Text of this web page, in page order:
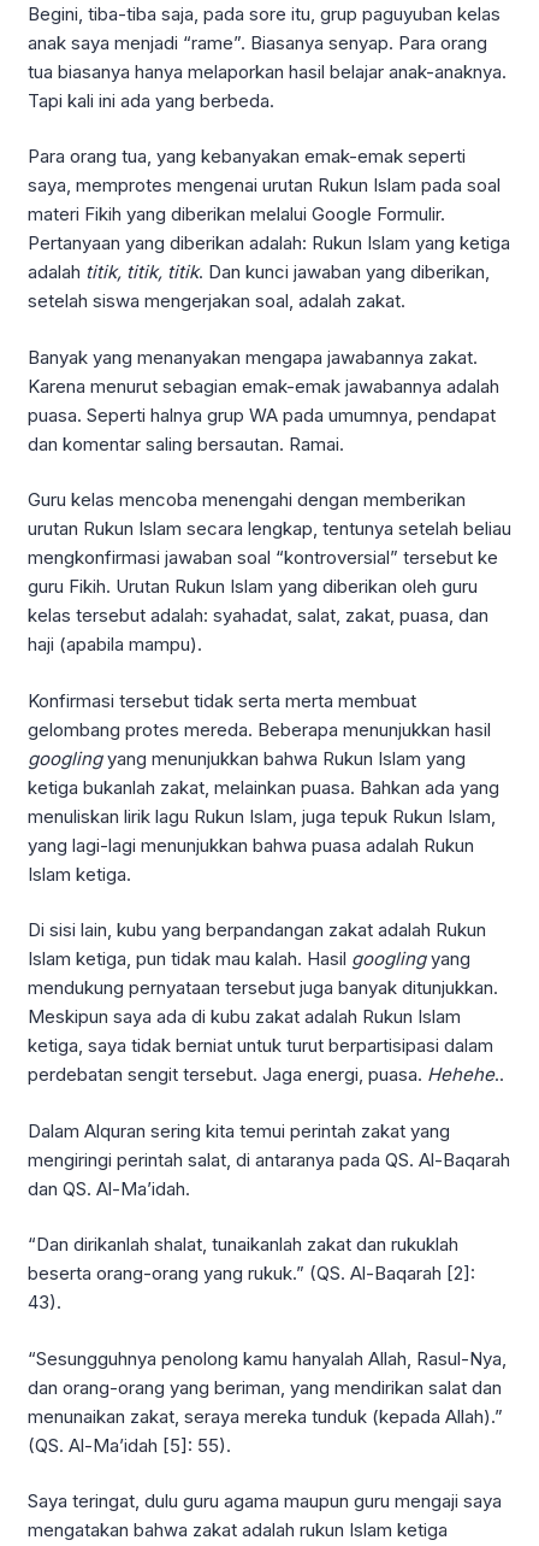
Begini, tiba-tiba saja, pada sore itu, grup paguyuban kelas
anak saya menjadi “rame”. Biasanya senyap. Para orang
tua biasanya hanya melaporkan hasil belajar anak-anaknya.
Tapi kali ini ada yang berbeda.
Para orang tua, yang kebanyakan emak-emak seperti
saya, memprotes mengenai urutan Rukun Islam pada soal
materi Fikih yang diberikan melalui Google Formulir.
Pertanyaan yang diberikan adalah: Rukun Islam yang ketiga
adalah titik, titik, titik. Dan kunci jawaban yang diberikan,
setelah siswa mengerjakan soal, adalah zakat.
Banyak yang menanyakan mengapa jawabannya zakat.
Karena menurut sebagian emak-emak jawabannya adalah
puasa. Seperti halnya grup WA pada umumnya, pendapat
dan komentar saling bersautan. Ramai.
Guru kelas mencoba menengahi dengan memberikan
urutan Rukun Islam secara lengkap, tentunya setelah beliau
mengkonfirmasi jawaban soal “kontroversial” tersebut ke
guru Fikih. Urutan Rukun Islam yang diberikan oleh guru
kelas tersebut adalah: syahadat, salat, zakat, puasa, dan
haji (apabila mampu).
Konfirmasi tersebut tidak serta merta membuat
gelombang protes mereda. Beberapa menunjukkan hasil
googlingyang menunjukkan bahwa Rukun Islam yang
ketiga bukanlah zakat, melainkan puasa. Bahkan ada yang
menuliskan lirik lagu Rukun Islam, juga tepuk Rukun Islam,
yang lagi-lagi menunjukkan bahwa puasa adalah Rukun
Islam ketiga.
Di sisi lain, kubu yang berpandangan zakat adalah Rukun
Islam ketiga, pun tidak mau kalah. Hasil googlingyang
mendukung pernyataan tersebut juga banyak ditunjukkan.
Meskipun saya ada di kubu zakat adalah Rukun Islam
ketiga, saya tidak berniat untuk turut berpartisipasi dalam
perdebatan sengit tersebut. Jaga energi, puasa. Hehehe..
Dalam Alquran sering kita temui perintah zakat yang
mengiringi perintah salat, di antaranya pada QS. Al-Baqarah
dan QS. Al-Ma’idah.
“Dan dirikanlah shalat, tunaikanlah zakat dan rukuklah
beserta orang-orang yang rukuk.” (QS. Al-Baqarah [2]:
43).
“Sesungguhnya penolong kamu hanyalah Allah, Rasul-Nya,
dan orang-orang yang beriman, yang mendirikan salat dan
menunaikan zakat, seraya mereka tunduk (kepada Allah).”
(QS. Al-Ma’idah [5]: 55).
Saya teringat, dulu guru agama maupun guru mengaji saya
mengatakan bahwa zakat adalah rukun Islam ketiga